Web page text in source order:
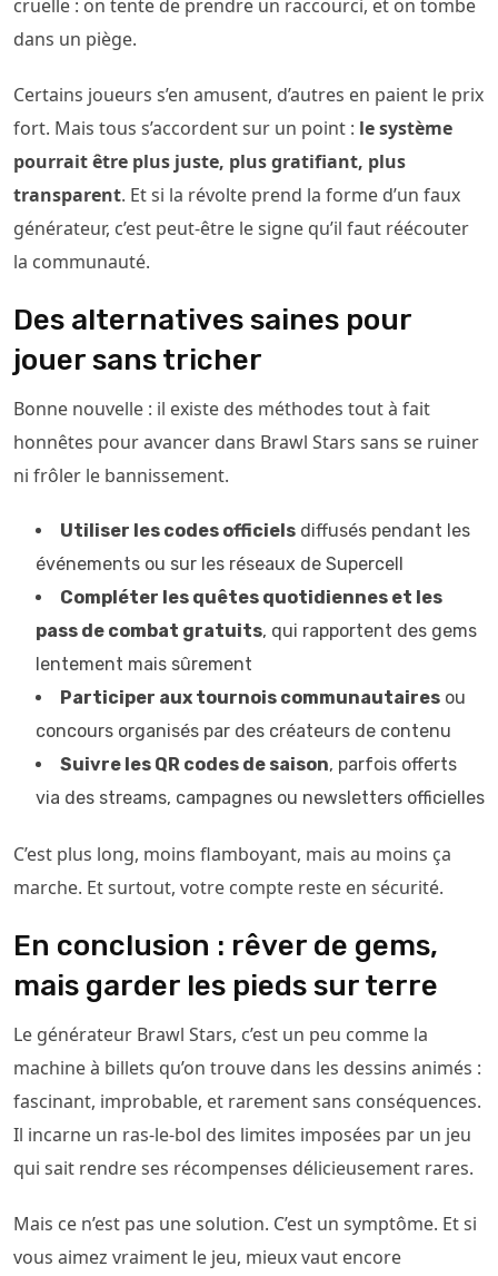
cruelle : on tente de prendre un raccourci, et on tombe
dans un piège.
Certains joueurs s’en amusent, d’autres en paient le prix
fort. Mais tous s’accordent sur un point : le système
pourrait être plus juste, plus gratifiant, plus
transparent. Et si la révolte prend la forme d’un faux
générateur, c’est peut-être le signe qu’il faut réécouter
la communauté.
Des alternatives saines pour
jouer sans tricher
Bonne nouvelle : il existe des méthodes tout à fait
honnêtes pour avancer dans Brawl Stars sans se ruiner
ni frôler le bannissement.
Utiliser les codes officiels diffusés pendant les
événements ou sur les réseaux de Supercell
Compléter les quêtes quotidiennes et les
pass de combat gratuits, qui rapportent des gems
lentement mais sûrement
Participer aux tournois communautaires ou
concours organisés par des créateurs de contenu
Suivre les QR codes de saison, parfois offerts
via des streams, campagnes ou newsletters officielles
C’est plus long, moins flamboyant, mais au moins ça
marche. Et surtout, votre compte reste en sécurité.
En conclusion : rêver de gems,
mais garder les pieds sur terre
Le générateur Brawl Stars, c’est un peu comme la
machine à billets qu’on trouve dans les dessins animés :
fascinant, improbable, et rarement sans conséquences.
Il incarne un ras-le-bol des limites imposées par un jeu
qui sait rendre ses récompenses délicieusement rares.
Mais ce n’est pas une solution. C’est un symptôme. Et si
vous aimez vraiment le jeu, mieux vaut encore